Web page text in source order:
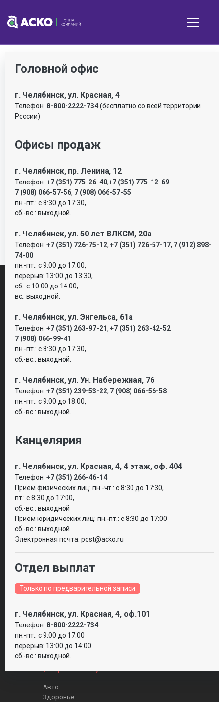
Головной офис
г. Челябинск, ул. Красная, 4
Телефон: 8-800-2222-734(бесплатно со всей территории
России)
Офисы продаж
г. Челябинск, пр. Ленина, 12
Телефон: +7 (351) 775-26-40,+7 (351) 775-12-69
7 (908) 066-57-56, 7 (908) 066-57-55
пн.-пт.: с 8:30 до 17:30,
сб.-вс.: выходной.
г. Челябинск, ул. 50 лет ВЛКСМ, 20а
Телефон: +7 (351) 726-75-12, +7 (351) 726-57-17, 7 (912) 898-
74-00
пн.-пт.: с 9:00 до 17:00,
перерыв: 13:00 до 13:30,
сб.: с 10:00 до 14:00,
вс.: выходной.
г. Челябинск, ул. Энгельса, 61а
Телефон: +7 (351) 263-97-21, +7 (351) 263-42-52
7 (908) 066-99-41
пн.-пт.: с 8:30 до 17:30,
сб.-вс.: выходной.
г. Челябинск, ул. Ун. Набережная, 76
Телефон: +7 (351) 239-53-22, 7 (908) 066-56-58
пн.-пт.: с 9:00 до 18:00,
сб.-вс.: выходной.
Канцелярия
г. Челябинск, ул. Красная, 4, 4 этаж, оф. 404
Телефон: +7 (351) 266-46-14
Прием физических лиц: пн.-чт.: с 8:30 до 17:30,
пт.: с 8:30 до 17:00,
сб.-вс.: выходной
Прием юридических лиц: пн.-пт.: c 8:30 до 17:00
сб.-вс.: выходной
Электронная почта: post@acko.ru
Отдел выплат
Только по предварительной записи
г. Челябинск, ул. Красная, 4, оф.101
Телефон: 8-800-2222-734
пн.-пт.: с 9:00 до 17:00
перерыв: 13:00 до 14:00
сб.-вс.: выходной.
Виды страхования
Автострахование
ОСАГО
КАСКО
Легкое КАСКО
Классик
Здоровье
Страхование на случай укуса клеща
Добровольное медицинское страхование
Жизнь
Страхование спортсменов
online
Страхование детей от несчастного случая
Имущество
Ипотека
Квартира
Загородная недвижимость
Полезная информация
Компания
О компании
Музей
Бизнес
Управление рисками
Авто
Здоровье